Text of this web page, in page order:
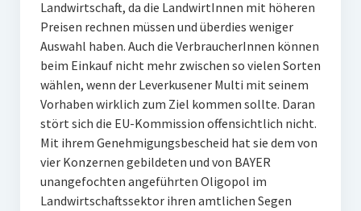
Landwirtschaft, da die LandwirtInnen mit höheren
Preisen rechnen müssen und überdies weniger
Auswahl haben. Auch die VerbraucherInnen können
beim Einkauf nicht mehr zwischen so vielen Sorten
wählen, wenn der Leverkusener Multi mit seinem
Vorhaben wirklich zum Ziel kommen sollte. Daran
stört sich die EU-Kommission offensichtlich nicht.
Mit ihrem Genehmigungsbescheid hat sie dem von
vier Konzernen gebildeten und von BAYER
unangefochten angeführten Oligopol im
Landwirtschaftssektor ihren amtlichen Segen